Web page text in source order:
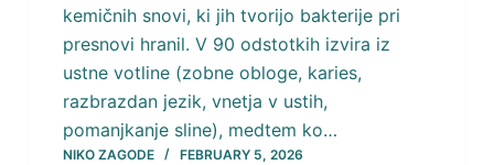
kemičnih snovi, ki jih tvorijo bakterije pri
presnovi hranil. V 90 odstotkih izvira iz
ustne votline (zobne obloge, karies,
razbrazdan jezik, vnetja v ustih,
pomanjkanje sline), medtem ko…
NIKO ZAGODE FEBRUARY 5, 2026